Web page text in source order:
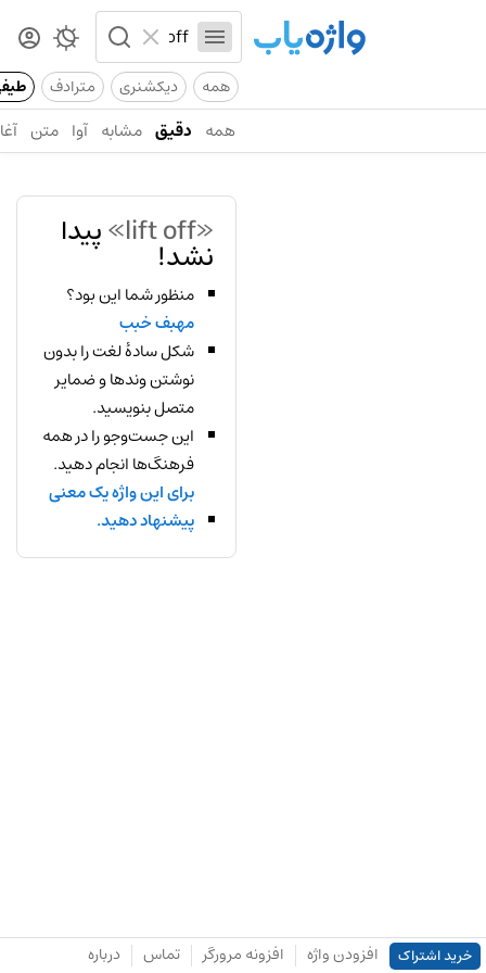
همه دیکشنری مترادف
همه دقیق مشابه آوا متن
«lift off» پیدا
نشد!
منظور شما این بود؟
مهبف خبب
شکل سادهٔ لغت را بدون
نوشتن وندها و ضمایر
متصل بنویسید.
این جست‌وجو را در همه
فرهنگ‌ها انجام دهید.
برای این واژه یک معنی
پیشنهاد دهید.
خرید اشتراک افزودن واژه افزونه مرورگر تماس درباره